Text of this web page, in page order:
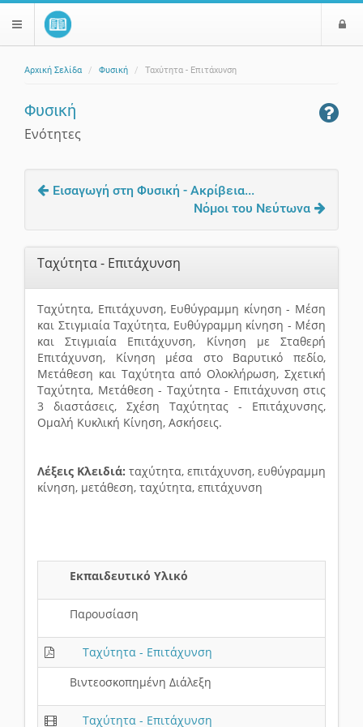
$langMenu
Αρχική Σελίδα Φυσική Ταχύτητα - Επιτάχυνση
Φυσική
Ενότητες
Εισαγωγή στη Φυσική - Ακρίβεια...
Νόμοι του Νεύτωνα
Ταχύτητα - Επιτάχυνση
Ταχύτητα, Επιτάχυνση, Ευθύγραμμη κίνηση - Μέση
και Στιγμιαία Ταχύτητα, Ευθύγραμμη κίνηση - Μέση
και Στιγμιαία Επιτάχυνση, Κίνηση με Σταθερή
Επιτάχυνση, Κίνηση μέσα στο Βαρυτικό πεδίο,
Μετάθεση και Ταχύτητα από Ολοκλήρωση, Σχετική
Ταχύτητα, Μετάθεση - Ταχύτητα - Επιτάχυνση στις
3 διαστάσεις, Σχέση Ταχύτητας - Επιτάχυνσης,
Ομαλή Κυκλική Κίνηση, Ασκήσεις.
Λέξεις Κλειδιά: ταχύτητα, επιτάχυνση, ευθύγραμμη
κίνηση, μετάθεση, ταχύτητα, επιτάχυνση
Εκπαιδευτικό Υλικό
Παρουσίαση
Ταχύτητα - Επιτάχυνση
Βιντεοσκοπημένη Διάλεξη
Ταχύτητα - Επιτάχυνση